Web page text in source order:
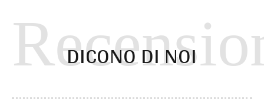
DICONO DI NOI